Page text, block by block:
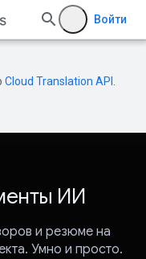
Войти
Cloud Translation API
ИИ
и резюме на
Умно и просто.